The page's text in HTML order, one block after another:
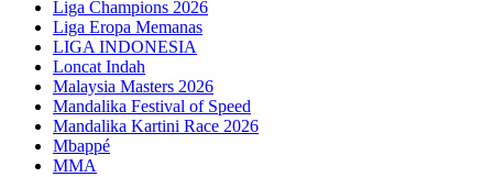
Liga Champions 2026
Liga Eropa Memanas
LIGA INDONESIA
Loncat Indah
Malaysia Masters 2026
Mandalika Festival of Speed
Mandalika Kartini Race 2026
Mbappé
MMA